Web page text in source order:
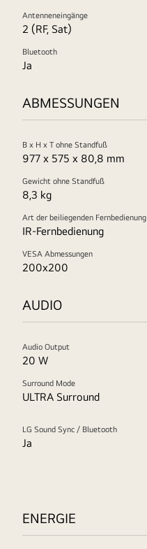
Antenneneingänge
2 (RF, Sat)
Bluetooth
Ja
ABMESSUNGEN
B x H x T ohne Standfuß
977 x 575 x 80,8 mm
Gewicht ohne Standfuß
8,3 kg
Art der beiliegenden Fernbedienung
IR-Fernbedienung
VESA Abmessungen
200x200
AUDIO
Audio Output
20 W
Surround Mode
ULTRA Surround
LG Sound Sync / Bluetooth
Ja
ENERGIE